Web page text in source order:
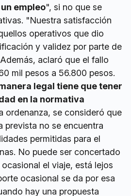
empleo", si no que se
"Nuestra satisfacción
operativos que dio
y validez por parte de
aclaró que el fallo
mil pesos a 56.800 pesos.
legal tiene que tener
en la normativa
ordenanza, se consideró que
prevista no se encuentra
permitidas para el
No puede ser concertado
el viaje, está lejos
ocasional se da por esa
hay una propuesta